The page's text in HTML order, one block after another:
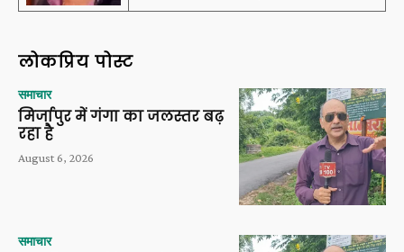
लोकप्रिय पोस्ट
समाचार
मिर्जापुर में गंगा का जलस्तर बढ़
रहा है
August 6, 2026
समाचार